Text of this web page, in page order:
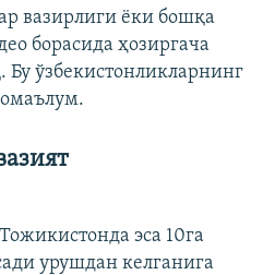
вазирлиги ёки бошқа
борасида ҳозиргача
Бу ўзбекистонликларнинг
эса 10га
урушдан келганига